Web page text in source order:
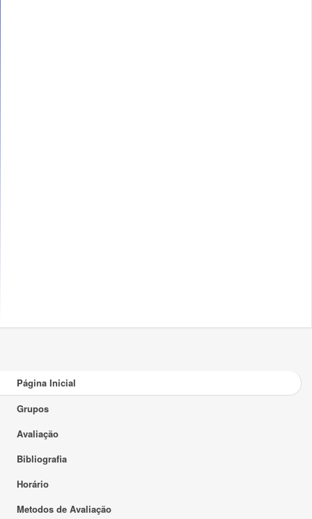
Página Inicial
Grupos
Avaliação
Bibliografia
Horário
Metodos de Avaliação